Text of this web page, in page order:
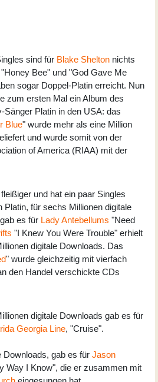
sind für Blake Shelton nichts
Bee" und "God Gave Me
sogar Doppel-Platin erreicht. Nun
zum ersten Mal ein Album des
Sänger Platin in den USA: das
Blue" wurde mehr als eine Million
und wurde somit von der
of America (RIAA) mit der
und hat ein paar Singles
für sechs Millionen digitale
es für Lady Antebellums "Need
"I Knew You Were Trouble" erhielt
digitale Downloads. Das
" wurde gleichzeitig mit vierfach
den Handel verschickte CDs
digitale Downloads gab es für
Georgia Line, "Cruise".
Downloads, gab es für Jason
Way I Know", die er zusammen mit